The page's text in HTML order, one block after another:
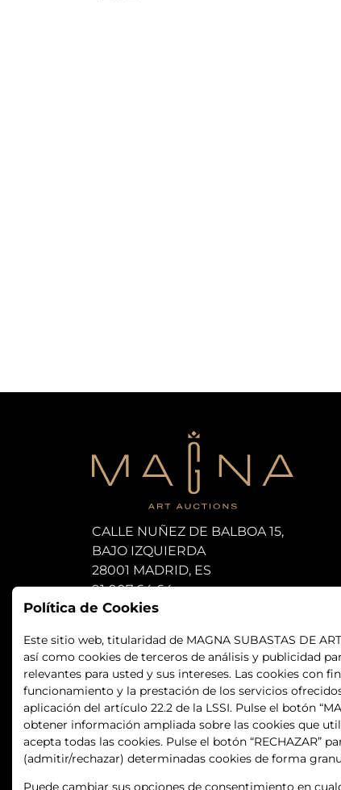
CALLE NUÑEZ DE BALBOA 15,
BAJO IZQUIERDA
28001 MADRID, ES
91 007 64 64
subastas@magna-art.com
Política de Cookies
Este sitio web, titularidad de MAGNA SUBASTAS DE
así como cookies de terceros de análisis y publicidad
relevantes para usted y sus intereses. Las cookies con
funcionamiento y la prestación de los servicios
aplicación del artículo 22.2 de la LSSI. Pulse el botón
obtener información ampliada sobre las cookies que
acepta todas las cookies. Pulse el botón “RECHAZAR”
(admitir/rechazar) determinadas cookies de forma
Puede cambiar sus opciones de consentimiento en